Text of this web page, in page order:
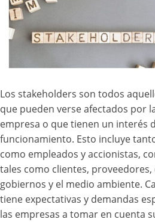
Los stakeholders son todos
que pueden verse afectados por
empresa o que tienen un interés
funcionamiento. Esto incluye
como empleados y accionistas,
tales como clientes,
gobiernos y el medio ambiente.
tiene expectativas y demandas
las empresas a tomar en cuenta